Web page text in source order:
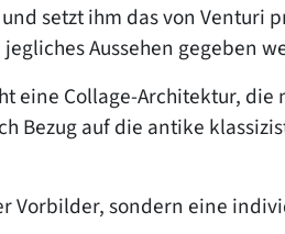
setzt ihm das von Venturi
Aussehen gegeben
eine Collage-Architektur,
Bezug auf die antike
Vorbilder, sondern eine